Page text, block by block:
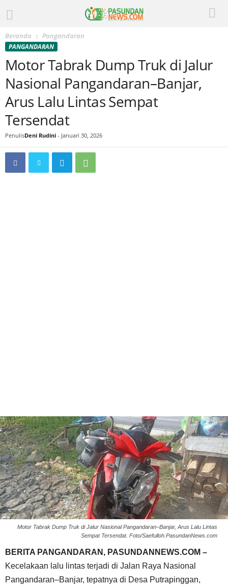
Beranda Pangandaran
PANGANDARAN
Motor Tabrak Dump Truk di Jalur
Nasional Pangandaran–Banjar,
Arus Lalu Lintas Sempat
Tersendat
PenulisDeni Rudini - Januari 30, 2026
Motor Tabrak Dump Truk di Jalur Nasional Pangandaran–Banjar, Arus Lalu Lintas
Sempat Tersendat. Foto/Saefulloh.PasundanNews.com
BERITA PANGANDARAN, PASUNDANNEWS.COM –
Kecelakaan lalu lintas terjadi di Jalan Raya Nasional
Pangandaran–Banjar, tepatnya di Desa Putrapinggan,